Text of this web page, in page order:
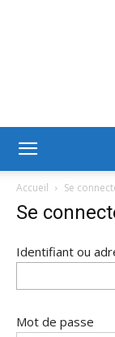
Accueil Se
Se
Identifiant ou
Mot de passe